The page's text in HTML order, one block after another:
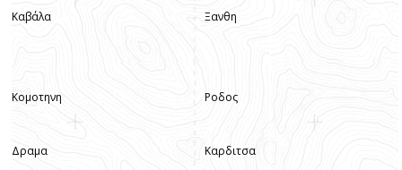
Καβάλα Ξανθη
Κομοτηνη
Δραμα
Ροδος
Καρδιτσα